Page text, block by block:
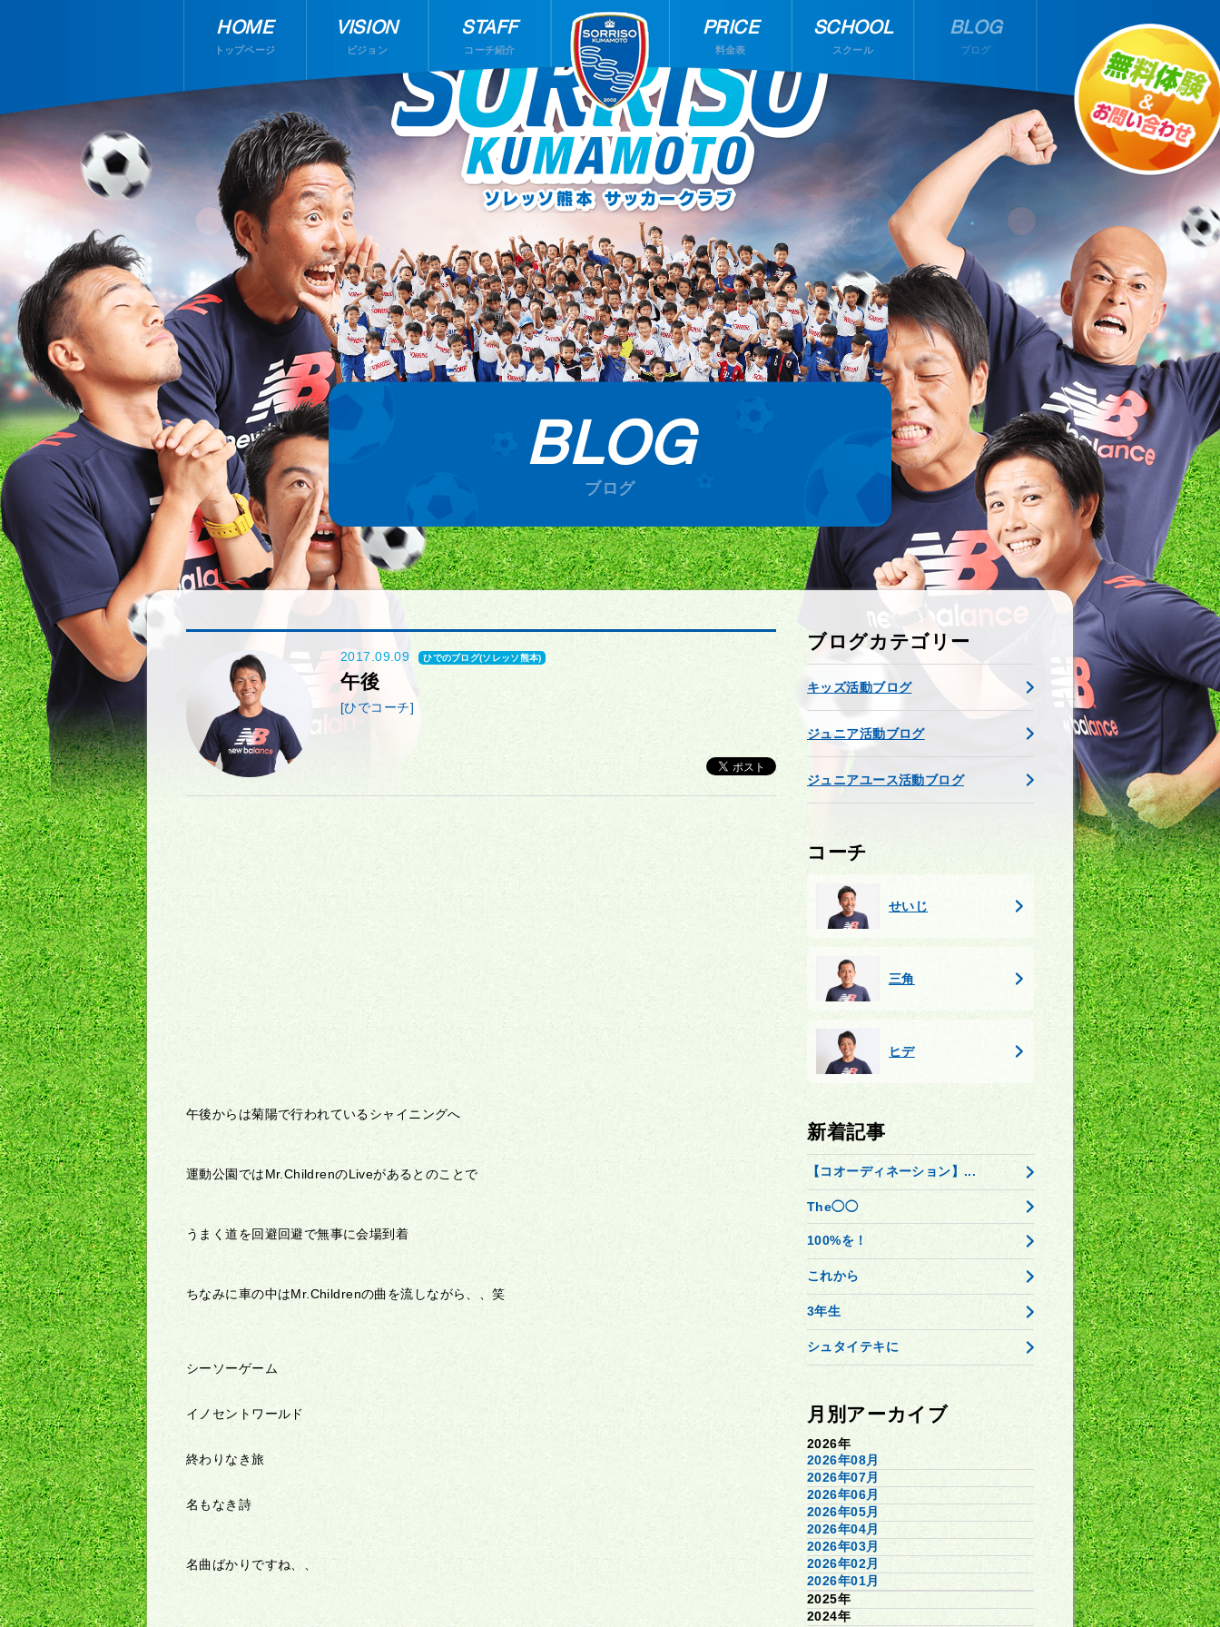
HOME
トップページ
VISION
ビジョン
STAFF
コーチ紹介
PRICE
料金表
SCHOOL
スクール
BLOG
ブログ
BLOG
ブログ
2017.09.09 ひでのブログ(ソレッソ熊本)
午後
[ひでコーチ]
午後からは菊陽で行われているシャイニングへ
運動公園ではMr.ChildrenのLiveがあるとのことで
うまく道を回避回避で無事に会場到着
ちなみに車の中はMr.Childrenの曲を流しながら、、笑
シーソーゲーム
イノセントワールド
終わりなき旅
名もなき詩
名曲ばかりですね、、
ブログカテゴリー
キッズ活動ブログ
ジュニア活動ブログ
ジュニアユース活動ブログ
コーチ
せいじ
三角
ヒデ
新着記事
【コオーディネーション】...
The◯◯
100%を！
これから
3年生
シュタイテキに
月別アーカイブ
2026年
2026年08月
2026年07月
2026年06月
2026年05月
2026年04月
2026年03月
2026年02月
2026年01月
2025年
2024年